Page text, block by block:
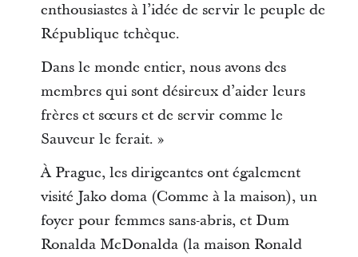
enthousiastes à l’idée de servir le peuple de
République tchèque.
Dans le monde entier, nous avons des
membres qui sont désireux d’aider leurs
frères et sœurs et de servir comme le
Sauveur le ferait. »
À Prague, les dirigeantes ont également
visité Jako doma (Comme à la maison), un
foyer pour femmes sans-abris, et Dum
Ronalda McDonalda (la maison Ronald